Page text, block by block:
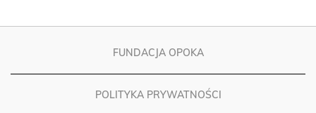
FUNDACJA OPOKA